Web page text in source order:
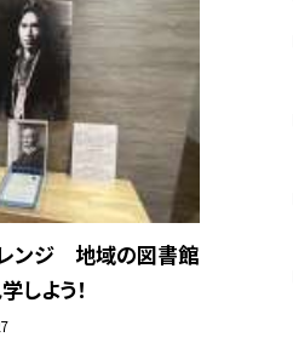
ンジ 地域の図書館
しよう！